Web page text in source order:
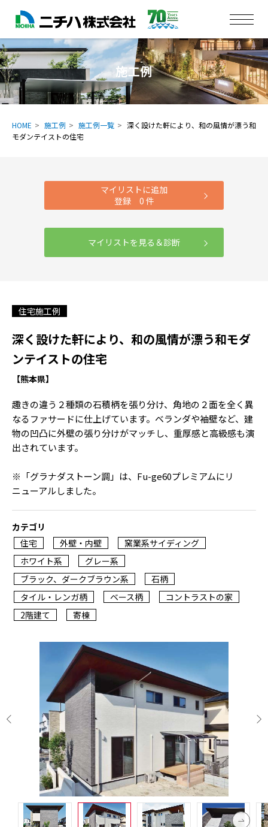
施工例
HOME 施工例 施工例一覧
深く設けた軒により、和の風情が漂う和
モダンテイストの住宅
マイリストに追加
登録 0 件
マイリストを見る＆診断
住宅施工例
深く設けた軒により、和の風情が漂う和モダ
ンテイストの住宅
【熊本県】
趣きの違う２種類の石積柄を張り分け、角地の２面を全く異
なるファサードに仕上げています。ベランダや袖壁など、建
物の凹凸に外壁の張り分けがマッチし、重厚感と高級感も演
出されています。
※「グラナダストーン調」は、Fu-ge60プレミアムにリ
ニューアルしました。
カテゴリ
住宅
外壁・内壁
窯業系サイディング
ホワイト系
グレー系
ブラック、ダークブラウン系
石柄
タイル・レンガ柄
ベース柄
コントラストの家
2階建て
寄棟